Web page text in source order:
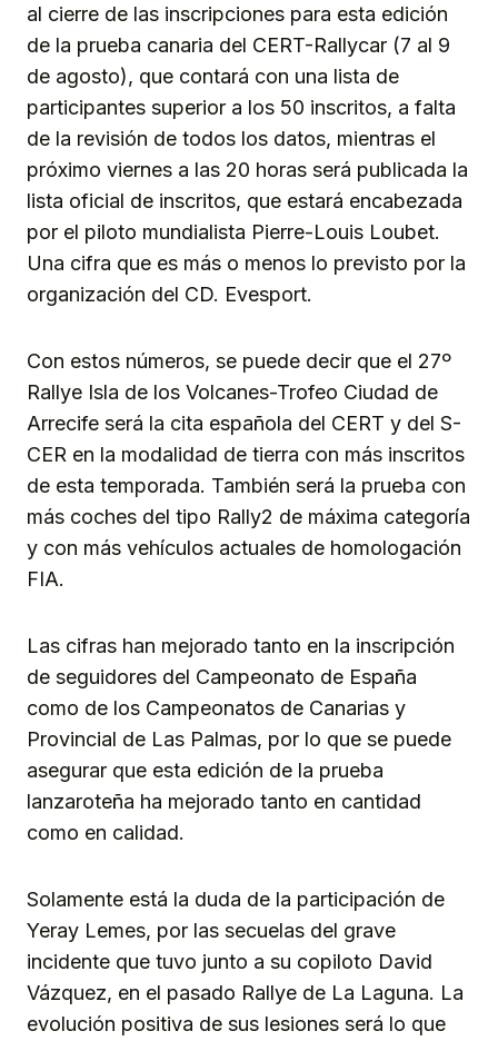
al cierre de las inscripciones para esta edición
de la prueba canaria del CERT-Rallycar (7 al 9
de agosto), que contará con una lista de
participantes superior a los 50 inscritos, a falta
de la revisión de todos los datos, mientras el
próximo viernes a las 20 horas será publicada la
lista oficial de inscritos, que estará encabezada
por el piloto mundialista Pierre-Louis Loubet.
Una cifra que es más o menos lo previsto por la
organización del CD. Evesport.
Con estos números, se puede decir que el 27º
Rallye Isla de los Volcanes-Trofeo Ciudad de
Arrecife será la cita española del CERT y del S-
CER en la modalidad de tierra con más inscritos
de esta temporada. También será la prueba con
más coches del tipo Rally2 de máxima categoría
y con más vehículos actuales de homologación
FIA.
Las cifras han mejorado tanto en la inscripción
de seguidores del Campeonato de España
como de los Campeonatos de Canarias y
Provincial de Las Palmas, por lo que se puede
asegurar que esta edición de la prueba
lanzaroteña ha mejorado tanto en cantidad
como en calidad.
Solamente está la duda de la participación de
Yeray Lemes, por las secuelas del grave
incidente que tuvo junto a su copiloto David
Vázquez, en el pasado Rallye de La Laguna. La
evolución positiva de sus lesiones será lo que